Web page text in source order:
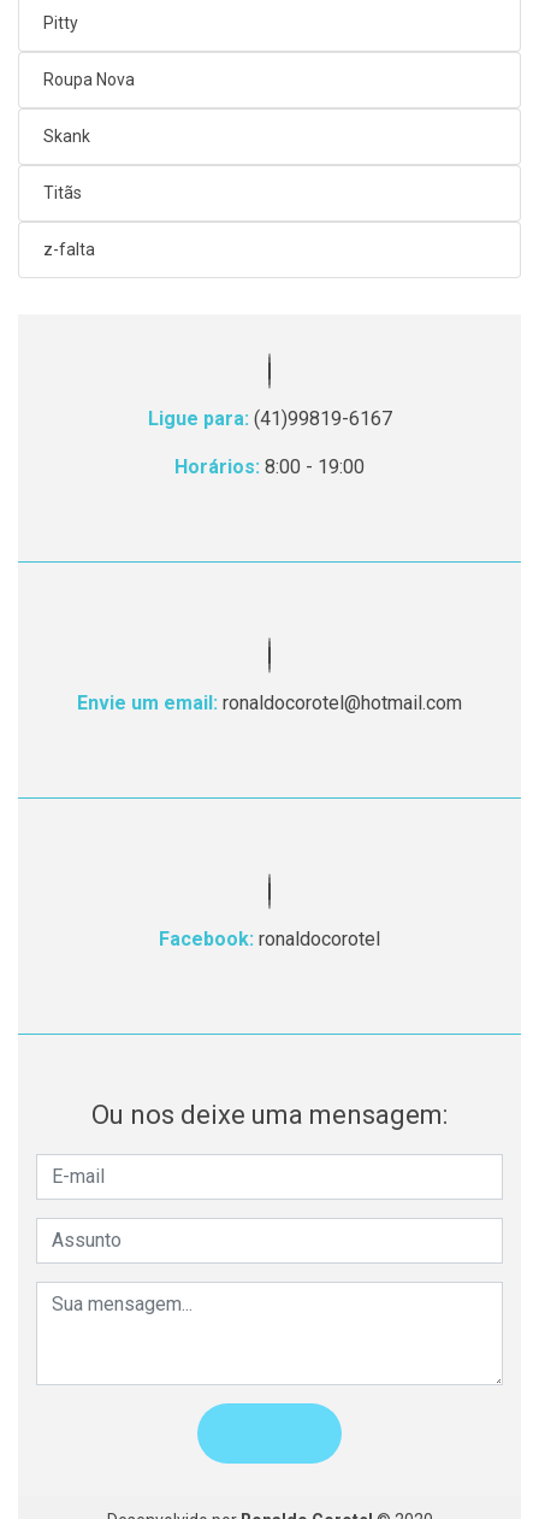
Pitty
Roupa Nova
Skank
Titãs
z-falta
Ligue para: (41)99819-6167
Horários: 8:00 - 19:00
Envie um email: ronaldocorotel@hotmail.com
Facebook: ronaldocorotel
Ou nos deixe uma mensagem: